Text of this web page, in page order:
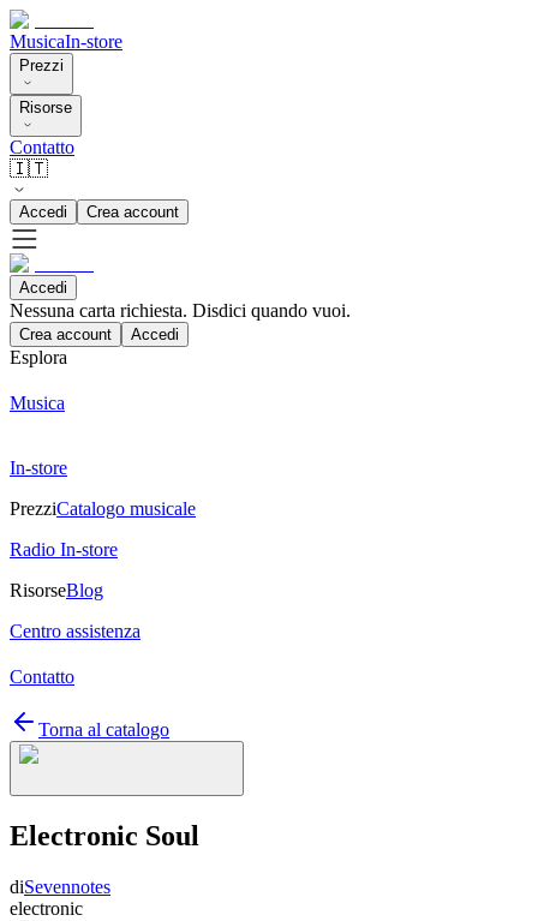
MusicaIn-store
Prezzi
Risorse
Contatto
🇮🇹
Accedi Crea account
Accedi
Nessuna carta richiesta. Disdici quando vuoi.
Crea account Accedi
Esplora
Musica
In-store
PrezziCatalogo musicale
Radio In-store
RisorseBlog
Centro assistenza
Contatto
Torna al catalogo
Electronic Soul
diSevennotes
electronic